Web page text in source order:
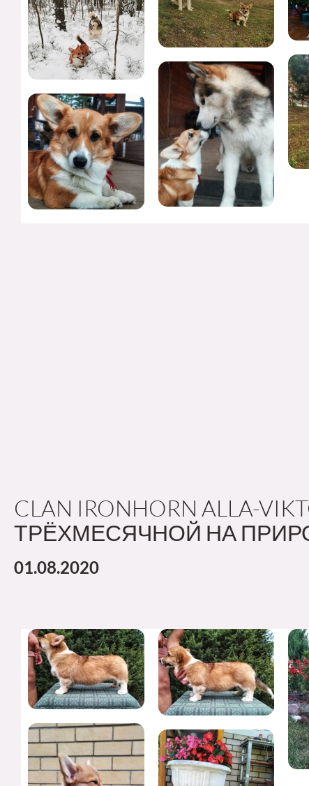
CLAN IRONHORN ALLA-
ТРЁХМЕСЯЧНОЙ НА
01.08.2020